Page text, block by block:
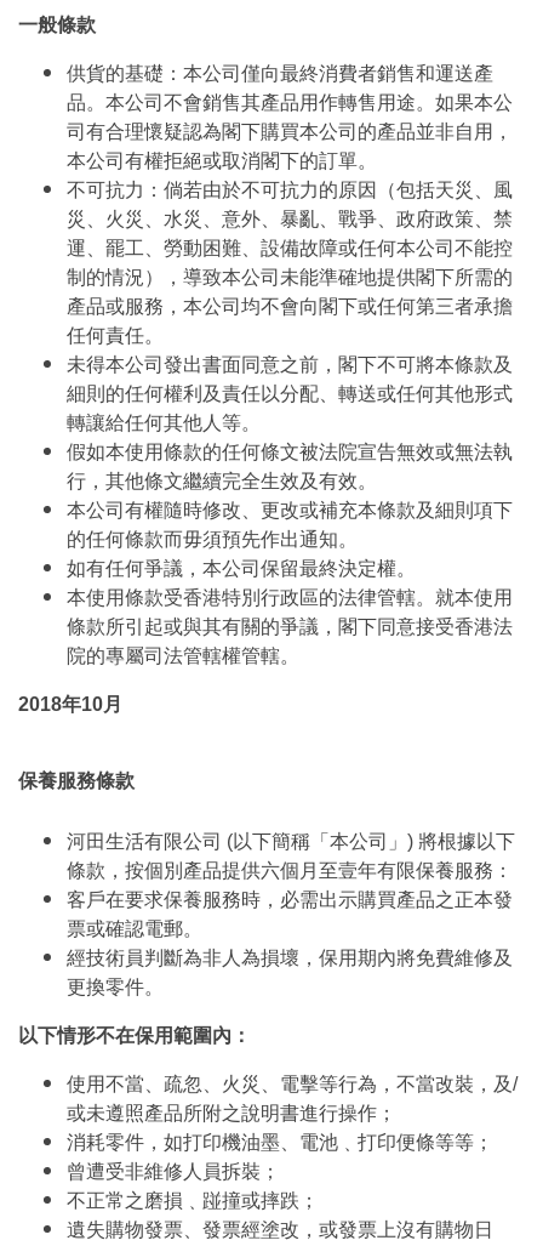
一般條款
供貨的基礎：本公司僅向最終消費者銷售和運送產
品。本公司不會銷售其產品用作轉售用途。如果本公
司有合理懷疑認為閣下購買本公司的產品並非自用，
本公司有權拒絕或取消閣下的訂單。
不可抗力：倘若由於不可抗力的原因（包括天災、風
災、火災、水災、意外、暴亂、戰爭、政府政策、禁
運、罷工、勞動困難、設備故障或任何本公司不能控
制的情況），導致本公司未能準確地提供閣下所需的
產品或服務，本公司均不會向閣下或任何第三者承擔
任何責任。
未得本公司發出書面同意之前，閣下不可將本條款及
細則的任何權利及責任以分配、轉送或任何其他形式
轉讓給任何其他人等。
假如本使用條款的任何條文被法院宣告無效或無法執
行，其他條文繼續完全生效及有效。
本公司有權隨時修改、更改或補充本條款及細則項下
的任何條款而毋須預先作出通知。
如有任何爭議，本公司保留最終決定權。
本使用條款受香港特別行政區的法律管轄。就本使用
條款所引起或與其有關的爭議，閣下同意接受香港法
院的專屬司法管轄權管轄。
2018年10月
保養服務條款
河田生活有限公司 (以下簡稱「本公司」) 將根據以下
條款，按個別產品提供六個月至壹年有限保養服務：
客戶在要求保養服務時，必需出示購買產品之正本發
票或確認電郵。
經技術員判斷為非人為損壞，保用期內將免費維修及
更換零件。
以下情形不在保用範圍內：
使用不當、疏忽、火災、電擊等行為，不當改裝，及/
或未遵照產品所附之說明書進行操作；
消耗零件，如打印機油墨、電池﹑打印便條等等；
曾遭受非維修人員拆裝；
不正常之磨損﹑踫撞或摔跌；
遺失購物發票、發票經塗改，或發票上沒有購物日